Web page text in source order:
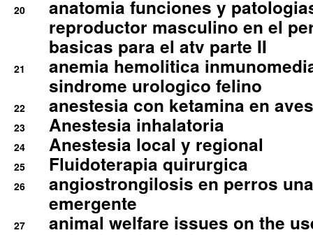
20
anatomia funciones y
reproductor masculino en el
basicas para el atv parte II
21
anemia hemolitica
sindrome urologico felino
22 anestesia con ketamina en
23 Anestesia inhalatoria
24 Anestesia local y regional
25 Fluidoterapia quirurgica
26
angiostrongilosis en perros
emergente
27
animal welfare issues on the